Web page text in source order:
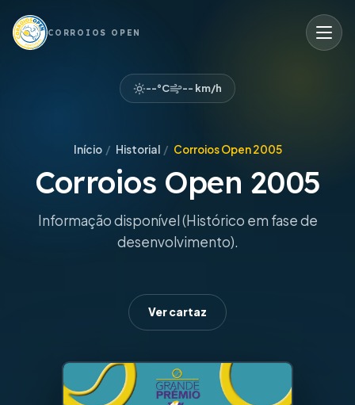
CORROIOS OPEN
--°C -- km/h
Início / Historial / Corroios Open 2005
Corroios Open 2005
Informação disponível (Histórico em fase de
desenvolvimento).
Ver cartaz